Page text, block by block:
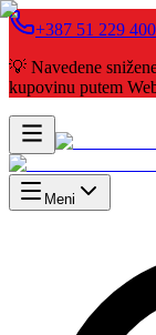
+387 51 229 400
💡 Navedene
kupovinu putem
Meni